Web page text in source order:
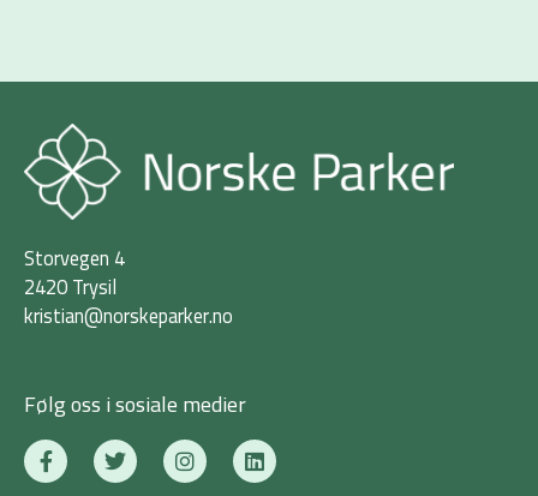
Storvegen 4
2420 Trysil
kristian@norskeparker.no
Følg oss i sosiale medier
F
a
T
w
I
n
L
i